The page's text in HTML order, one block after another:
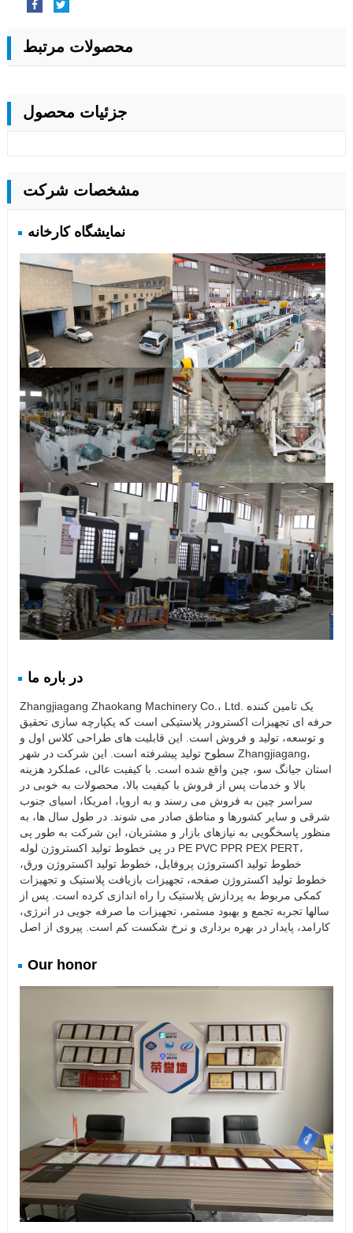
محصولات مرتبط
جزئیات محصول
مشخصات شرکت
نمایشگاه کارخانه
در باره ما
Zhangjiagang Zhaokang Machinery Co.، Ltd. یک تامین کننده
حرفه ای تجهیزات اکسترودر پلاستیکی است که یکپارچه سازی تحقیق
و توسعه، تولید و فروش است. این قابلیت های طراحی کلاس اول و
سطوح تولید پیشرفته است. این شرکت در شهر Zhangjiagang،
استان جیانگ سو، چین واقع شده است. با کیفیت عالی، عملکرد هزینه
بالا و خدمات پس از فروش با کیفیت بالا، محصولات به خوبی در
سراسر چین به فروش می رسند و به اروپا، امریکا، اسیای جنوب
شرقی و سایر کشورها و مناطق صادر می شوند. در طول سال ها، به
منظور پاسخگویی به نیازهای بازار و مشتریان، این شرکت به طور پی
در پی خطوط تولید اکستروژن لوله PE PVC PPR PEX PERT،
خطوط تولید اکستروژن پروفایل، خطوط تولید اکستروژن ورق،
خطوط تولید اکستروژن صفحه، تجهیزات بازیافت پلاستیک و تجهیزات
کمکی مربوط به پردازش پلاستیک را راه اندازی کرده است. پس از
سالها تجربه تجمع و بهبود مستمر، تجهیزات ما صرفه جویی در انرژی،
کارامد، پایدار در بهره برداری و نرخ شکست کم است. پیروی از اصل
Our honor